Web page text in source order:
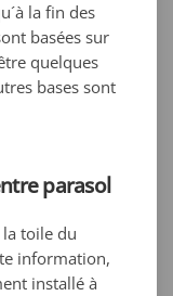
la fin des
basées sur
quelques
bases sont
parasol
toile du
information,
installé à